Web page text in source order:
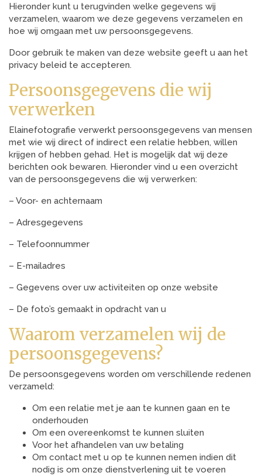
Hieronder kunt u terugvinden welke gegevens wij
verzamelen, waarom we deze gegevens verzamelen en
hoe wij omgaan met uw persoonsgegevens.
Door gebruik te maken van deze website geeft u aan het
privacy beleid te accepteren.
Persoonsgegevens die wij
verwerken
Elainefotografie verwerkt persoonsgegevens van mensen
met wie wij direct of indirect een relatie hebben, willen
krijgen of hebben gehad. Het is mogelijk dat wij deze
berichten ook bewaren. Hieronder vind u een overzicht
van de persoonsgegevens die wij verwerken:
– Voor- en achternaam
– Adresgegevens
– Telefoonnummer
– E-mailadres
– Gegevens over uw activiteiten op onze website
– De foto’s gemaakt in opdracht van u
Waarom verzamelen wij de
persoonsgegevens?
De persoonsgegevens worden om verschillende redenen
verzameld:
Om een relatie met je aan te kunnen gaan en te
onderhouden
Om een overeenkomst te kunnen sluiten
Voor het afhandelen van uw betaling
Om contact met u op te kunnen nemen indien dit
nodig is om onze dienstverlening uit te voeren